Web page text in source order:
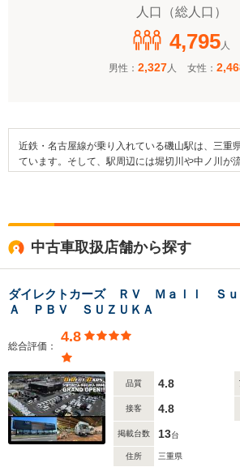
人口（総人口）
4,795 人
男性： 2,327人 女性：
近鉄・名古屋線が乗り入れている磯山駅は、三重
ています。そして、駅周辺には堀切川や中ノ川が
校といった教育施設が設けられているほか、いそ
道54号線などの道路が整備されています。なお、
留所が設置されており、津市の運行しているバス
なっています。
中古車取扱店舗から探す
ダイレクトカーズ ＲＶ Ｍａｌｌ Ｓ
Ａ ＰＢＶ ＳＵＺＵＫＡ
総合評価：
4.8
品質 4.8
接客 4.8
掲載台数 13台
住所 三重県